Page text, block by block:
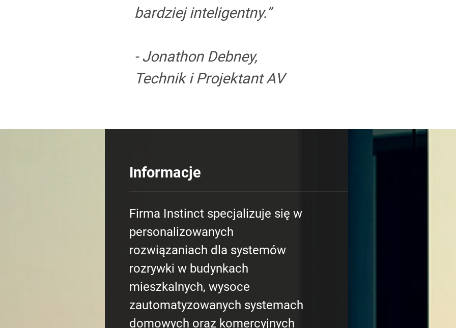
bardziej inteligentny.”
- Jonathon Debney,
Technik i Projektant AV
Informacje
Firma Instinct specjalizuje się w
personalizowanych
rozwiązaniach dla systemów
rozrywki w budynkach
mieszkalnych, wysoce
zautomatyzowanych systemach
domowych oraz komercyjnych